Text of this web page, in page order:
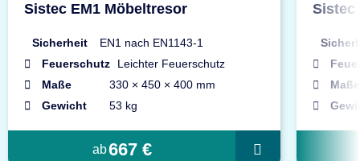
Sistec EM1 Möbeltresor
Sicherheit
EN1 nach EN1143-1
Feuerschutz
Leichter Feuerschutz
Maße
330 × 450 × 400 mm
Gewicht
53 kg
ab667 €
Sistec
Maße